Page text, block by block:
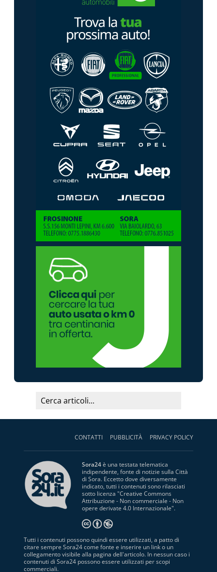
CONTATTI PUBBLICITÀ PRIVACY POLICY
Sora24è una testata telematica
indipendente, fonte di notizie sulla Città
di Sora. Eccetto dove diversamente
indicato, tutti i contenuti sono rilasciati
sotto licenza "Creative Commons
Attribuzione - Non commerciale - Non
opere derivate 4.0 Internazionale".
Tutti i contenuti possono quindi essere utilizzati, a patto di
citare sempre Sora24 come fonte e inserire un link o un
collegamento visibile alla pagina dell'articolo. In nessun caso i
contenuti di Sora24 possono essere utilizzati per scopi
commerciali.